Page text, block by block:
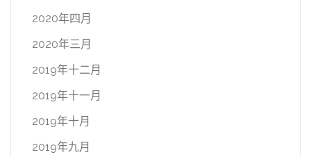
2020年四月
2020年三月
2019年十二月
2019年十一月
2019年十月
2019年九月